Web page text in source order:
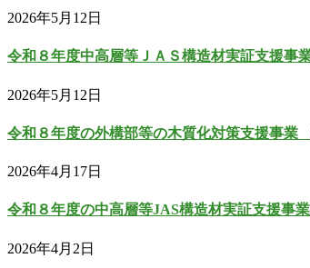
2026年5月12日
令和８年度中高層等ＪＡＳ構造材実証支援事
2026年5月12日
令和８年度の外構部等の木質化対策支援事業
2026年4月17日
令和８年度の中高層等JAS構造材実証支援事
2026年4月2日